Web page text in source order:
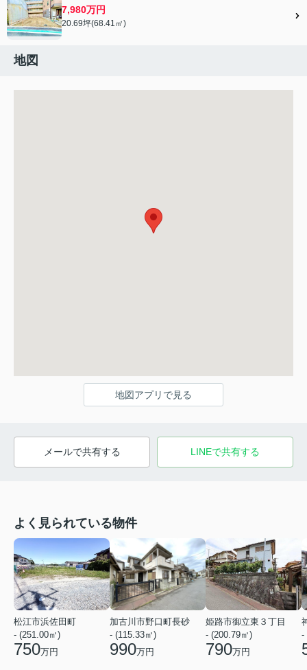
7,980万円
20.69坪(68.41㎡)
地図
地図アプリで見る
メールで共有する LINEで共有する
よく見られている物件
松江市浜佐田町
- (251.00㎡)
750万円
加古川市野口町長砂
- (115.33㎡)
990万円
姫路市御立東３丁目
- (200.79㎡)
790万円
-